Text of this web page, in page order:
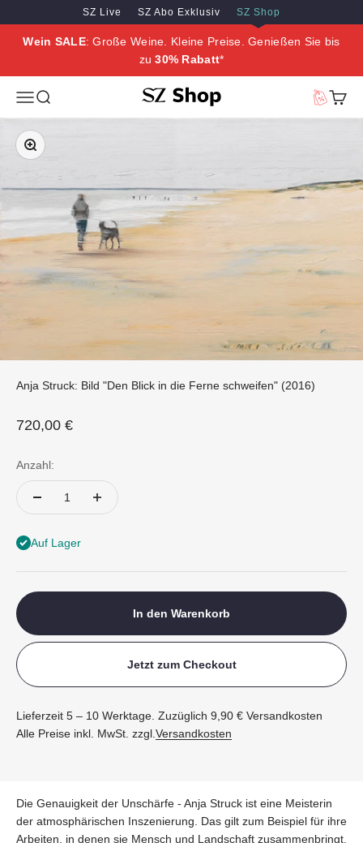
Zum Inhalt springen
Zum Hauptinhalt springen
SZ Live SZ Abo Exklusiv SZ Shop
Wein SALE: Große Weine. Kleine Preise. Genießen Sie bis
zu30% Rabatt*
MenüSuche SZ Erleben
Bild vergrößern
Anja Struck: Bild "Den Blick in die Ferne schweifen" (2016)
Angebot
720,00 €
Anzahl:
Auf Lager
In den Warenkorb
Jetzt zum Checkout
Lieferzeit 5 – 10 Werktage. Zuzüglich 9,90 € Versandkosten
Alle Preise inkl. MwSt. zzgl. Versandkosten
Die Genauigkeit der Unschärfe - Anja Struck ist eine Meisterin
der atmosphärischen Inszenierung. Das gilt zum Beispiel für ihre
Arbeiten, in denen sie Mensch und Landschaft zusammenbringt.